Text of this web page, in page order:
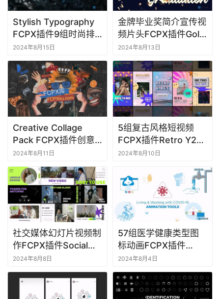
首
页
F
C
P
X
插
件
F
Stylish Typography
FCPX插件9组时尚排
版文字标题动画
2024年8月15日
金牌毕业奖简介宣传视
频片头FCPX插件Gold
Graduation Awards
Intro
2024年8月13日
Creative Collage
Pack FCPX插件创意
拼贴艺术定格动画视频
片头
2024年8月11日
5组复古风格短视频
FCPX插件Retro Y2K
Stories Pack
2024年8月10日
社交媒体幻灯片视频制
作FCPX插件Social
Media Slides
2024年8月8日
57组医学健康类型图
标动画FCPX插件
Living And Working
with Virus Animated
Graphics
2024年8月4日